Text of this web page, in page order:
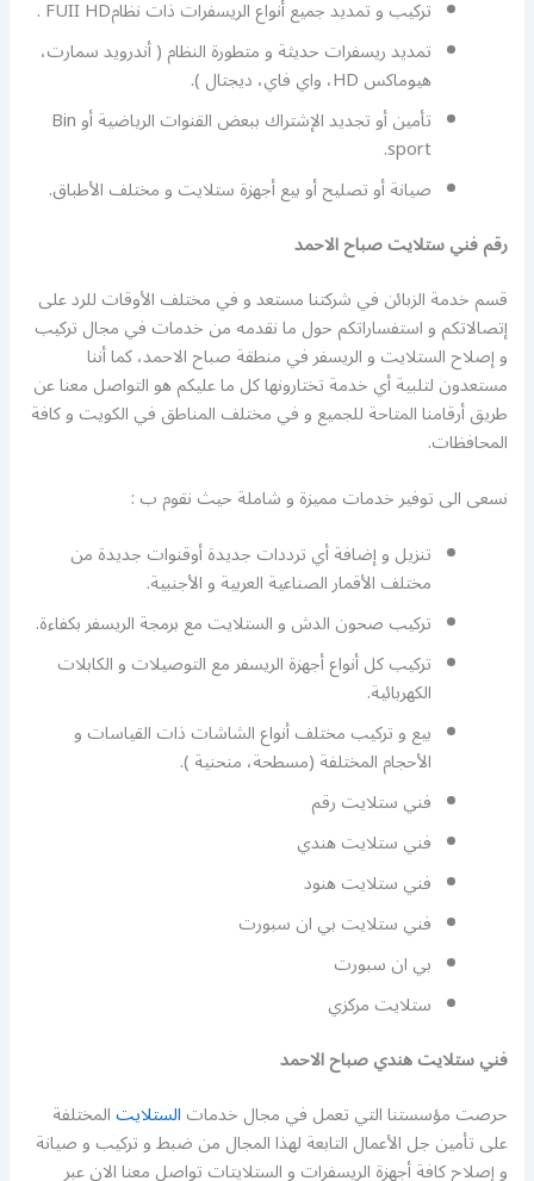
تركيب و تمديد جميع أنواع الريسفرات ذات نظامFUII HD .
تمديد ريسفرات حديثة و متطورة النظام ( أندرويد سمارت،
هيوماكس HD، واي فاي، ديجتال ).
تأمين أو تجديد الإشتراك ببعض القنوات الرياضية أو Bin
sport.
صيانة أو تصليح أو بيع أجهزة ستلايت و مختلف الأطباق.
رقم فني ستلايت صباح الاحمد
قسم خدمة الزبائن في شركتنا مستعد و في مختلف الأوقات للرد على
إتصالاتكم و استفساراتكم حول ما نقدمه من خدمات في مجال تركيب
و إصلاح الستلايت و الريسفر في منطقة صباح الاحمد، كما أننا
مستعدون لتلبية أي خدمة تختارونها كل ما عليكم هو التواصل معنا عن
طريق أرقامنا المتاحة للجميع و في مختلف المناطق في الكويت و كافة
المحافظات.
نسعى الى توفير خدمات مميزة و شاملة حيث نقوم ب :
تنزيل و إضافة أي ترددات جديدة أوقنوات جديدة من
مختلف الأقمار الصناعية العربية و الأجنبية.
تركيب صحون الدش و الستلايت مع برمجة الريسفر بكفاءة.
تركيب كل أنواع أجهزة الريسفر مع التوصيلات و الكابلات
الكهربائية.
بيع و تركيب مختلف أنواع الشاشات ذات القياسات و
الأحجام المختلفة (مسطحة، منحنية ).
فني ستلايت رقم
فني ستلايت هندي
فني ستلايت هنود
فني ستلايت بي ان سبورت
بي ان سبورت
ستلايت مركزي
فني ستلايت هندي صباح الاحمد
حرصت مؤسستنا التي تعمل في مجال خدماتالستلايتالمختلفة
على تأمين جل الأعمال التابعة لهذا المجال من ضبط و تركيب و صيانة
و إصلاح كافة أجهزة الريسفرات و الستلايتات تواصل معنا الان عبر